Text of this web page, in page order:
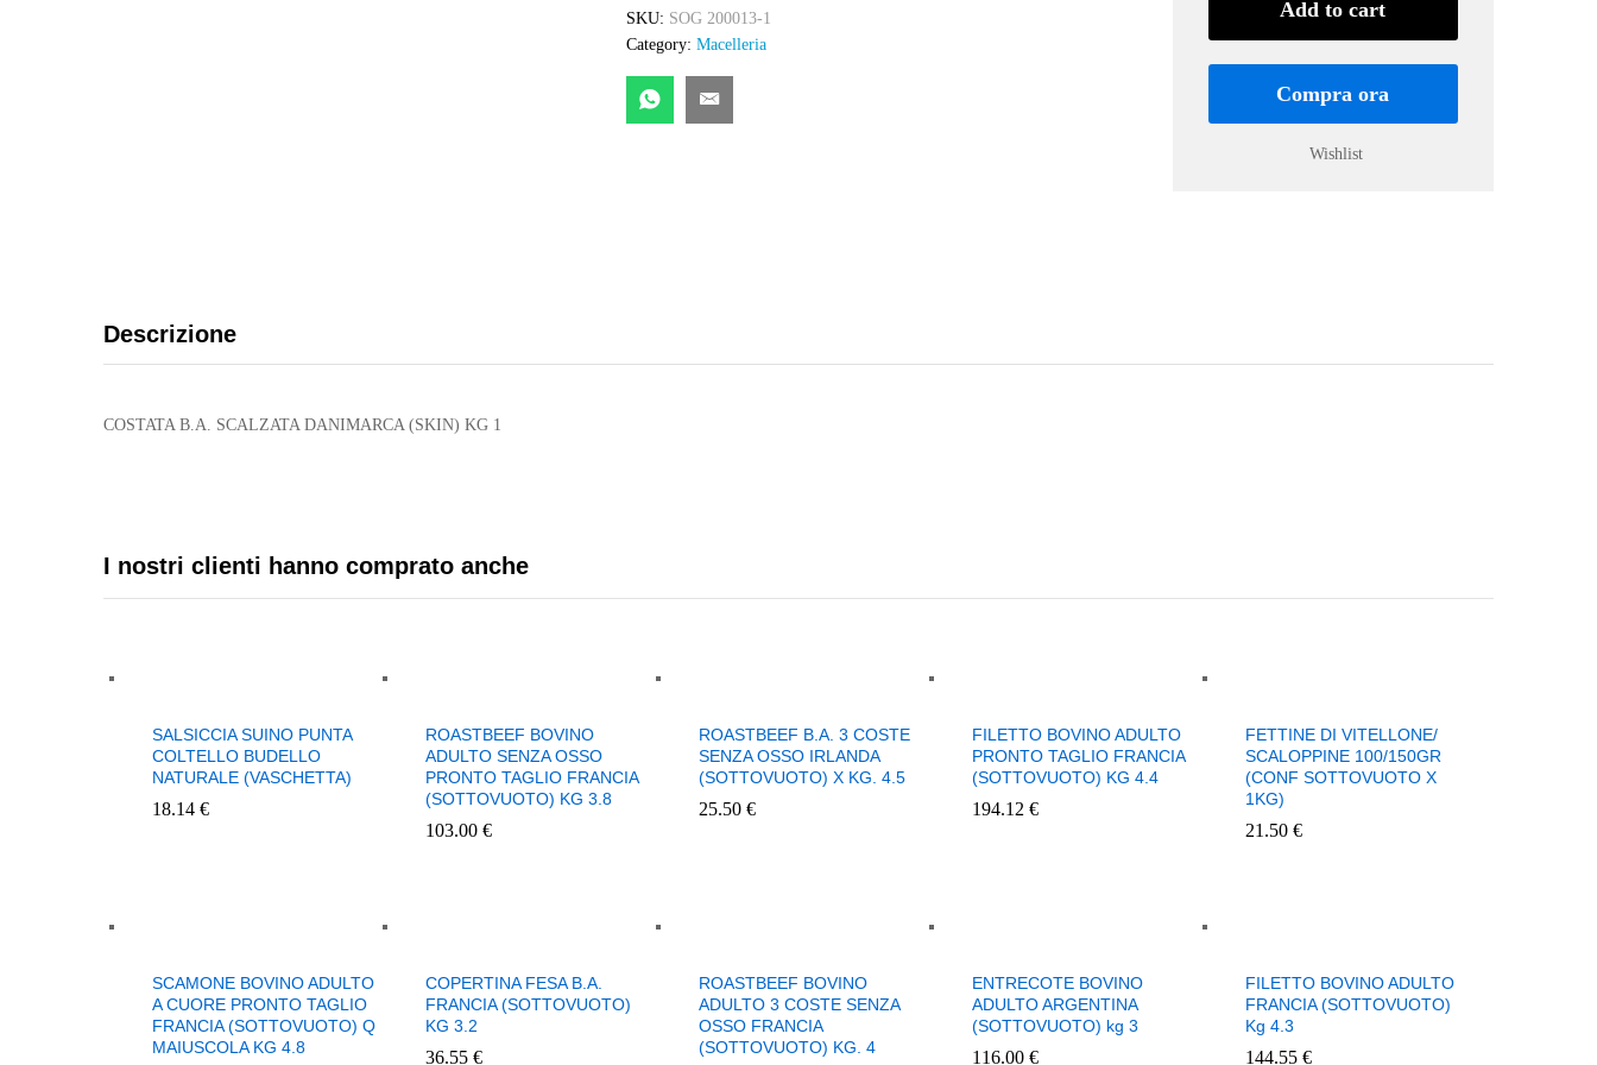
SKU: SOG 200013-1
Category: Macelleria
Add to cart
Compra ora
Wishlist
Descrizione
COSTATA B.A. SCALZATA DANIMARCA (SKIN) KG 1
I nostri clienti hanno comprato anche
SALSICCIA SUINO PUNTA
COLTELLO BUDELLO
NATURALE (VASCHETTA)
18.14 €
ROASTBEEF BOVINO
ADULTO SENZA OSSO
PRONTO TAGLIO FRANCIA
(SOTTOVUOTO) KG 3.8
103.00 €
ROASTBEEF B.A. 3 COSTE
SENZA OSSO IRLANDA
(SOTTOVUOTO) X KG. 4.5
25.50 €
FILETTO BOVINO ADULTO
PRONTO TAGLIO FRANCIA
(SOTTOVUOTO) KG 4.4
194.12 €
FETTINE DI VITELLONE/
SCALOPPINE 100/150GR
(CONF SOTTOVUOTO X
1KG)
21.50 €
SCAMONE BOVINO ADULTO
A CUORE PRONTO TAGLIO
FRANCIA (SOTTOVUOTO) Q
MAIUSCOLA KG 4.8
COPERTINA FESA B.A.
FRANCIA (SOTTOVUOTO)
KG 3.2
36.55 €
ROASTBEEF BOVINO
ADULTO 3 COSTE SENZA
OSSO FRANCIA
(SOTTOVUOTO) KG. 4
ENTRECOTE BOVINO
ADULTO ARGENTINA
(SOTTOVUOTO) kg 3
116.00 €
FILETTO BOVINO ADULTO
FRANCIA (SOTTOVUOTO)
Kg 4.3
144.55 €